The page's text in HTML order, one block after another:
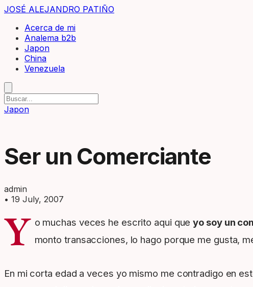
JOSÉ ALEJANDRO PATIÑO
Acerca de mi
Analema b2b
Japon
China
Venezuela
Japon
Ser un Comerciante
admin
• 19 July, 2007
Y o muchas veces he escrito aqui queyo soy un
monto transacciones, lo hago porque me gusta,
En mi corta edad a veces yo mismo me contradigo en